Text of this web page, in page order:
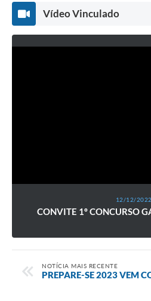
Vídeo Vinculado
12/12/2022
CONVITE 1º CONCURSO
NOTÍCIA MAIS RECENTE
PREPARE-SE 2023 VEM